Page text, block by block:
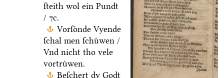
ſteith wol ein Pundt
/ ⁊c.
Vorſoͤnde Vyende
ſchal men ſchuͤwen /
Vnd nicht tho vele
vortruͤwen.
Beſchert dy Godt